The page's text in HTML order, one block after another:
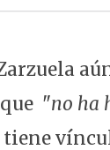
"no ha
tiene